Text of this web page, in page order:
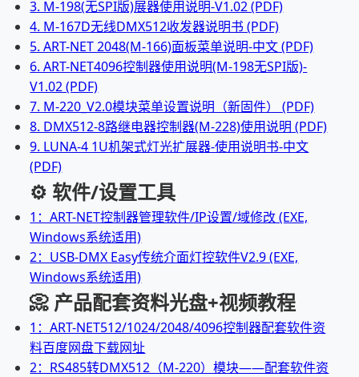
3. M-198(无SPI版)展器使用说明-V1.02 (PDF)
4. M-167D无线DMX512收发器说明书 (PDF)
5. ART-NET 2048(M-166)面板菜单说明-中文 (PDF)
6. ART-NET4096控制器使用说明(M-198无SPI版)-
V1.02 (PDF)
7. M-220_V2.0模块菜单设置说明（新固件） (PDF)
8. DMX512-8路继电器控制器(M-228)使用说明 (PDF)
9. LUNA-4 1U机架式灯光扩展器-使用说明书-中文
(PDF)
⚙️ 软件/设置工具
1：ART-NET控制器管理软件/IP设置/域修改 (EXE,
Windows系统适用)
2：USB-DMX Easy传统介面灯控软件V2.9 (EXE,
Windows系统适用)
📀 产品配套资料光盘+视频教程
1：ART-NET512/1024/2048/4096控制器配套软件资
料百度网盘下载网址
2：RS485转DMX512（M-220）模块——配套软件资